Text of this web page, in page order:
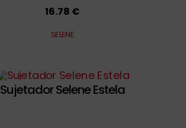
16.78 €
SELENE
Sujetador Selene Estela